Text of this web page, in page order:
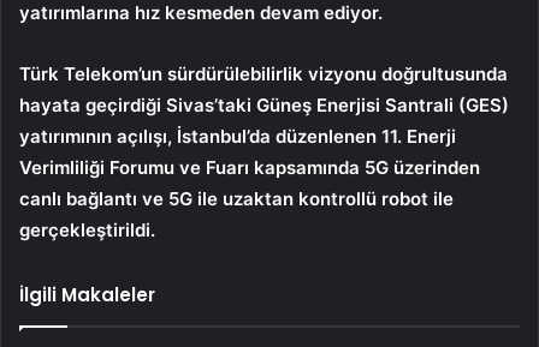
yatırımlarına hız kesmeden devam ediyor.
Türk Telekom’un sürdürülebilirlik vizyonu doğrultusunda
hayata geçirdiği Sivas’taki Güneş Enerjisi Santrali (GES)
yatırımının açılışı, İstanbul’da düzenlenen 11. Enerji
Verimliliği Forumu ve Fuarı kapsamında 5G üzerinden
canlı bağlantı ve 5G ile uzaktan kontrollü robot ile
gerçekleştirildi.
İlgili Makaleler